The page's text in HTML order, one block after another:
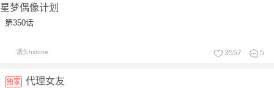
星梦偶像计划
第350话
烟头hstone 3557 5
独家 代理女友